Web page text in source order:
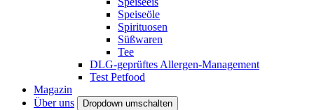
Speiseöle
Spirituosen
Süßwaren
Tee
DLG-geprüftes Allergen-Management
Test Petfood
Magazin
Über uns
Dropdown umschalten